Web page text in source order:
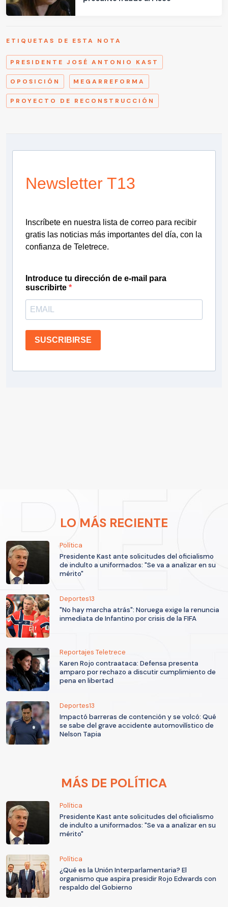
ETIQUETAS DE ESTA NOTA
PRESIDENTE JOSÉ ANTONIO KAST
OPOSICIÓN MEGARREFORMA
PROYECTO DE RECONSTRUCCIÓN
Newsletter T13
Inscríbete en nuestra lista de correo para recibir
gratis las noticias más importantes del día, con la
confianza de Teletrece.
Introduce tu dirección de e-mail para
suscribirte
SUSCRIBIRSE
LO MÁS RECIENTE
Política
Presidente Kast ante solicitudes del oficialismo
de indulto a uniformados: "Se va a analizar en su
mérito"
Deportes13
"No hay marcha atrás": Noruega exige la renuncia
inmediata de Infantino por crisis de la FIFA
Reportajes Teletrece
Karen Rojo contraataca: Defensa presenta
amparo por rechazo a discutir cumplimiento de
pena en libertad
Deportes13
Impactó barreras de contención y se volcó: Qué
se sabe del grave accidente automovilístico de
Nelson Tapia
MÁS DE POLÍTICA
Política
Presidente Kast ante solicitudes del oficialismo
de indulto a uniformados: "Se va a analizar en su
mérito"
Política
¿Qué es la Unión Interparlamentaria? El
organismo que aspira presidir Rojo Edwards con
respaldo del Gobierno